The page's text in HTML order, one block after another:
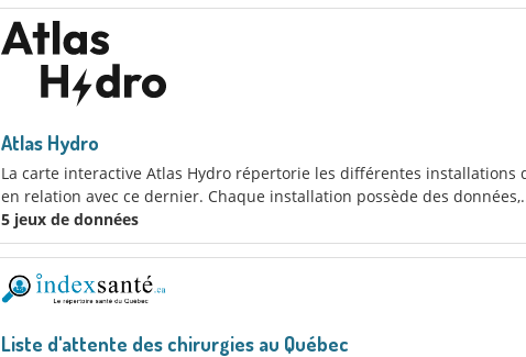
Atlas Hydro
La carte interactive Atlas Hydro répertorie les différentes
en relation avec ce dernier. Chaque installation possède des
5 jeux de données
Liste d'attente des chirurgies au Québec